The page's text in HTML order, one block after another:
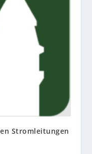
Stromleitungen